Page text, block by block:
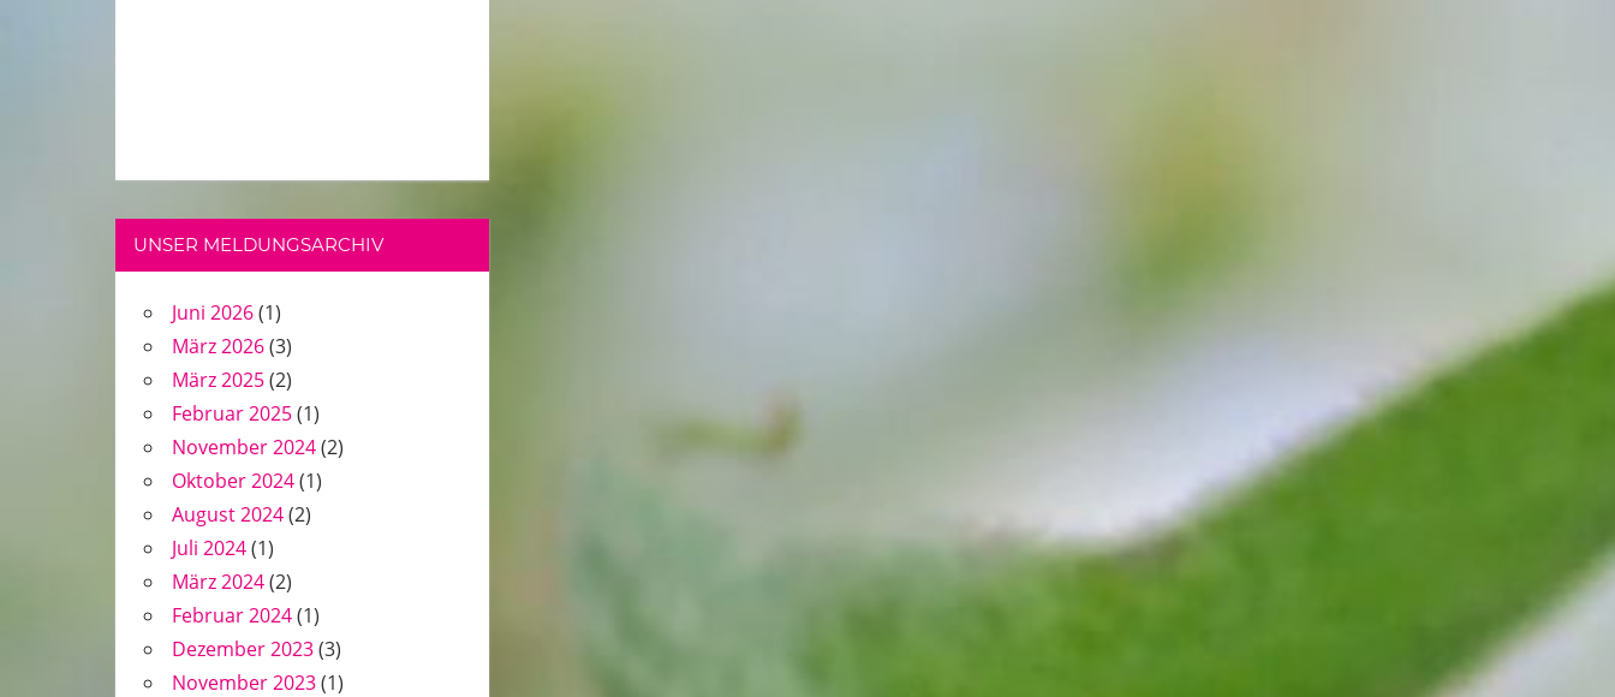
UNSER MELDUNGSARCHIV
Juni 2026(1)
März 2026(3)
März 2025(2)
Februar 2025(1)
November 2024(2)
Oktober 2024(1)
August 2024(2)
Juli 2024(1)
März 2024(2)
Februar 2024(1)
Dezember 2023(3)
November 2023(1)